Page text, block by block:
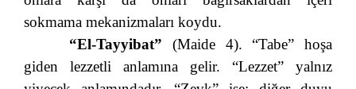
sokmama mekanizmaları koydu.
“El-Tayyibat” (Maide 4). “Tabe” hoşa
giden lezzetli anlamına gelir. “Lezzet” yalnız